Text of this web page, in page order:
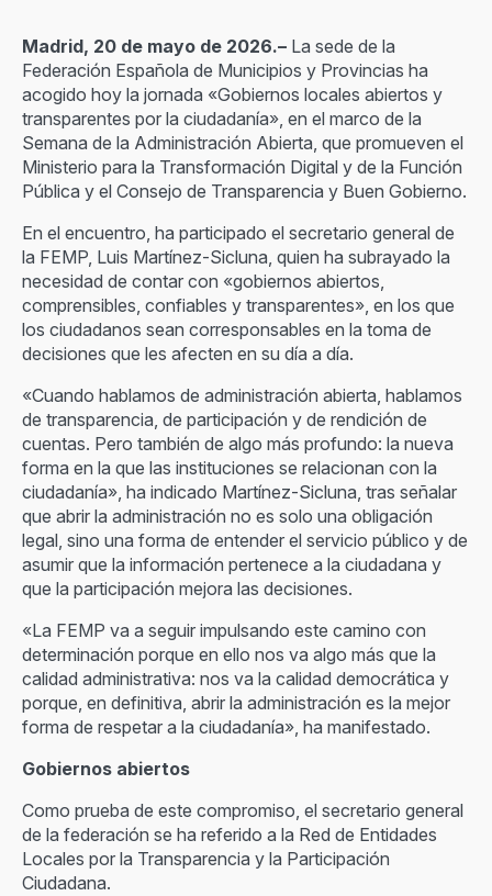
Madrid, 20 de mayo de 2026.– La sede de la
Federación Española de Municipios y Provincias ha
acogido hoy la jornada «Gobiernos locales abiertos y
transparentes por la ciudadanía», en el marco de la
Semana de la Administración Abierta, que promueven el
Ministerio para la Transformación Digital y de la Función
Pública y el Consejo de Transparencia y Buen Gobierno.
En el encuentro, ha participado el secretario general de
la FEMP, Luis Martínez-Sicluna, quien ha subrayado la
necesidad de contar con «gobiernos abiertos,
comprensibles, confiables y transparentes», en los que
los ciudadanos sean corresponsables en la toma de
decisiones que les afecten en su día a día.
«Cuando hablamos de administración abierta, hablamos
de transparencia, de participación y de rendición de
cuentas. Pero también de algo más profundo: la nueva
forma en la que las instituciones se relacionan con la
ciudadanía», ha indicado Martínez-Sicluna, tras señalar
que abrir la administración no es solo una obligación
legal, sino una forma de entender el servicio público y de
asumir que la información pertenece a la ciudadana y
que la participación mejora las decisiones.
«La FEMP va a seguir impulsando este camino con
determinación porque en ello nos va algo más que la
calidad administrativa: nos va la calidad democrática y
porque, en definitiva, abrir la administración es la mejor
forma de respetar a la ciudadanía», ha manifestado.
Gobiernos abiertos
Como prueba de este compromiso, el secretario general
de la federación se ha referido a la Red de Entidades
Locales por la Transparencia y la Participación
Ciudadana.